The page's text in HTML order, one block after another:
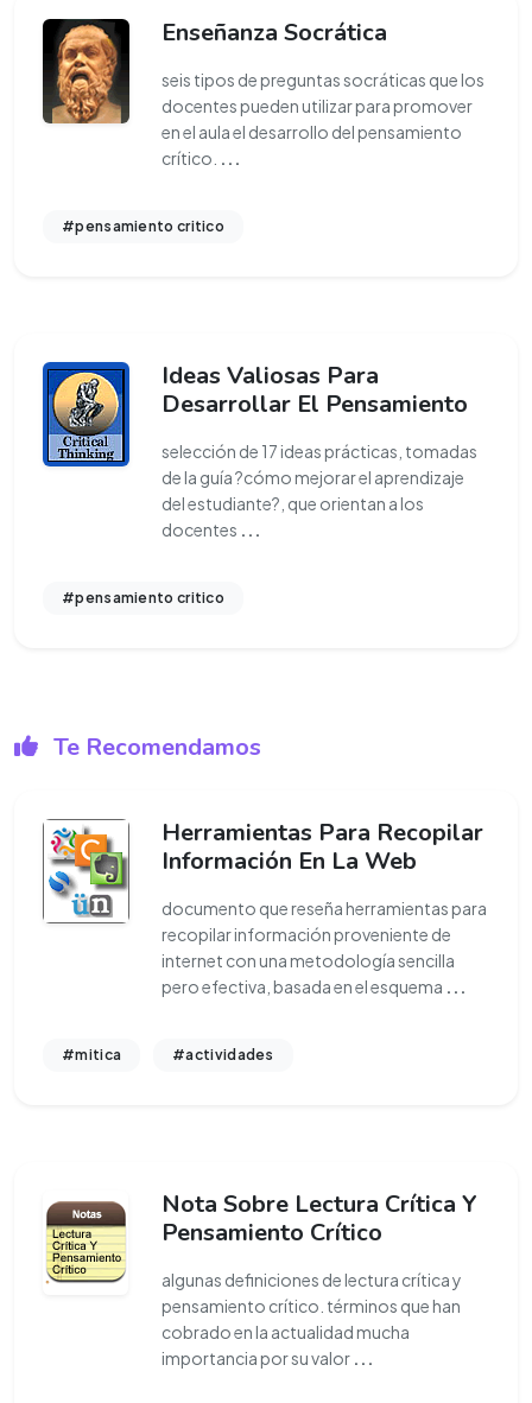
Enseñanza Socrática
seis tipos de preguntas socráticas que los
docentes pueden utilizar para promover
en el aula el desarrollo del pensamiento
crítico. ...
#pensamiento critico
Ideas Valiosas Para
Desarrollar El Pensamiento
selección de 17 ideas prácticas, tomadas
de la guía ?cómo mejorar el aprendizaje
del estudiante?, que orientan a los
docentes ...
#pensamiento critico
Te Recomendamos
Herramientas Para Recopilar
Información En La Web
documento que reseña herramientas para
recopilar información proveniente de
internet con una metodología sencilla
pero efectiva, basada en el esquema ...
#mitica #actividades
Nota Sobre Lectura Crítica Y
Pensamiento Crítico
algunas definiciones de lectura crítica y
pensamiento crítico. términos que han
cobrado en la actualidad mucha
importancia por su valor ...